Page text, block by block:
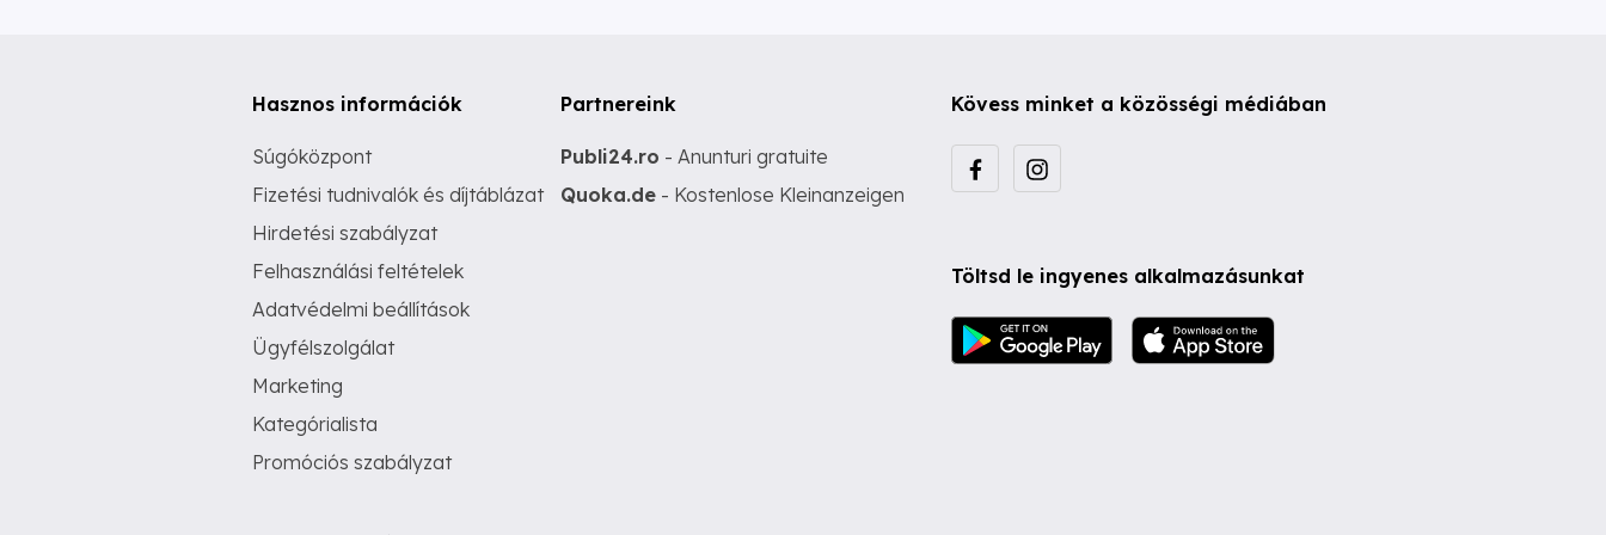
Hasznos információk
Súgóközpont
Fizetési tudnivalók és díjtáblázat
Hirdetési szabályzat
Felhasználási feltételek
Adatvédelmi beállítások
Ügyfélszolgálat
Marketing
Kategórialista
Promóciós szabályzat
Partnereink
Publi24.ro - Anunturi gratuite
Quoka.de - Kostenlose Kleinanzeigen
Kövess minket a közösségi médiában
Töltsd le ingyenes alkalmazásunkat